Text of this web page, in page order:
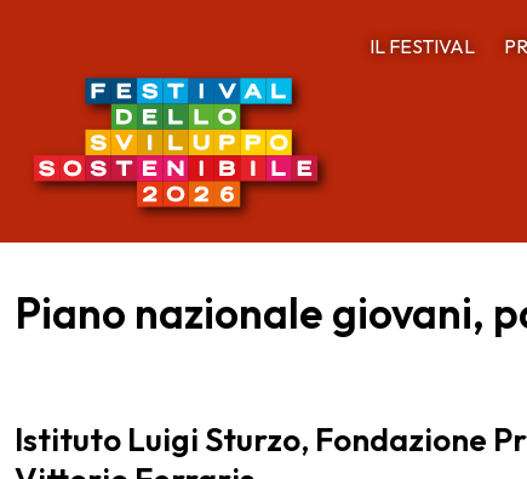
IL FESTIVAL
Piano nazionale giovani,
Istituto Luigi Sturzo, Fondazione